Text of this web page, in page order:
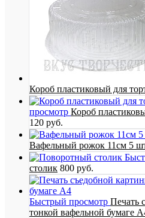
Короб пластиковый для
просмотр Короб
120 руб.
Вафельный рожок 11см 5
столик 800 руб.
Быстрый просмотр Печать
тонкой вафельной бумаге